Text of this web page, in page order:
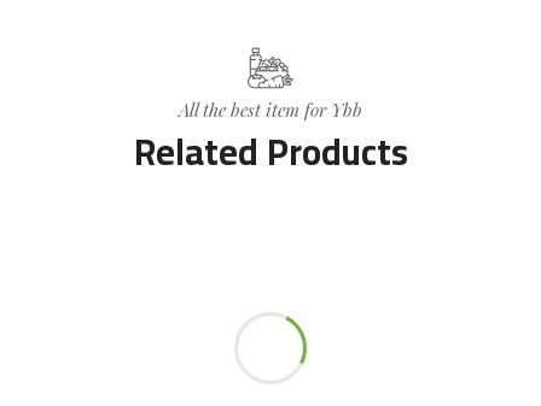
All the best item for Ybb
Related Products